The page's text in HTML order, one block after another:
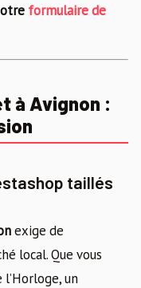
formulaire de
à Avignon :
taillés
exige de
local. Que vous
un